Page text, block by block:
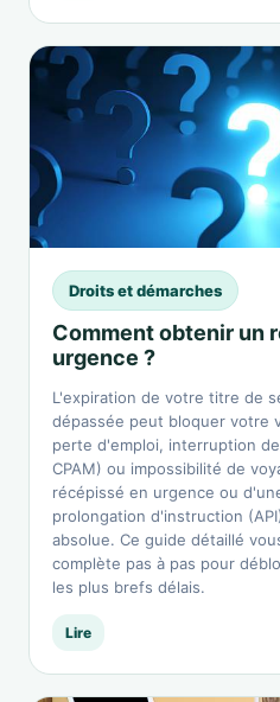
Droits et démarches
Comment obtenir un
urgence ?
L'expiration de votre titre de
dépassée peut bloquer votre
perte d'emploi, interruption
CPAM) ou impossibilité de
récépissé en urgence ou
prolongation d'instruction
absolue. Ce guide détaillé
complète pas à pas pour
les plus brefs délais.
Lire